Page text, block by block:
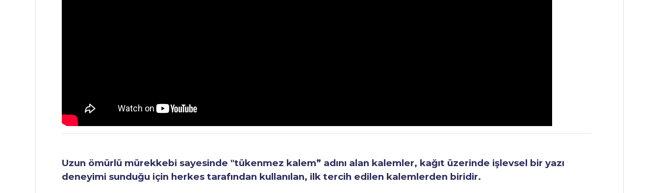
Uzun ömürlü mürekkebi sayesinde "tükenmez kalem” adını alan kalemler, kağıt üzerinde işlevsel bir yazı
deneyimi sunduğu için herkes tarafından kullanılan, ilk tercih edilen kalemlerden biridir.